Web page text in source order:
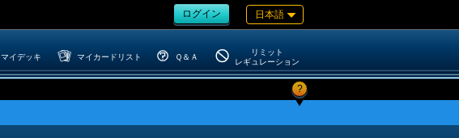
ログイン 日本語
マイデッキ マイカードリスト Ｑ＆Ａ
リミット
レギュレーション
?